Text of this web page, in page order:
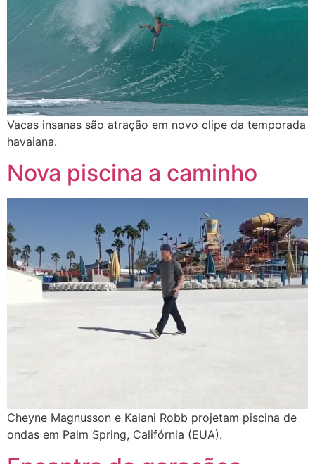
Vacas insanas são atração em novo clipe da temporada
havaiana.
Nova piscina a caminho
Cheyne Magnusson e Kalani Robb projetam piscina de
ondas em Palm Spring, Califórnia (EUA).